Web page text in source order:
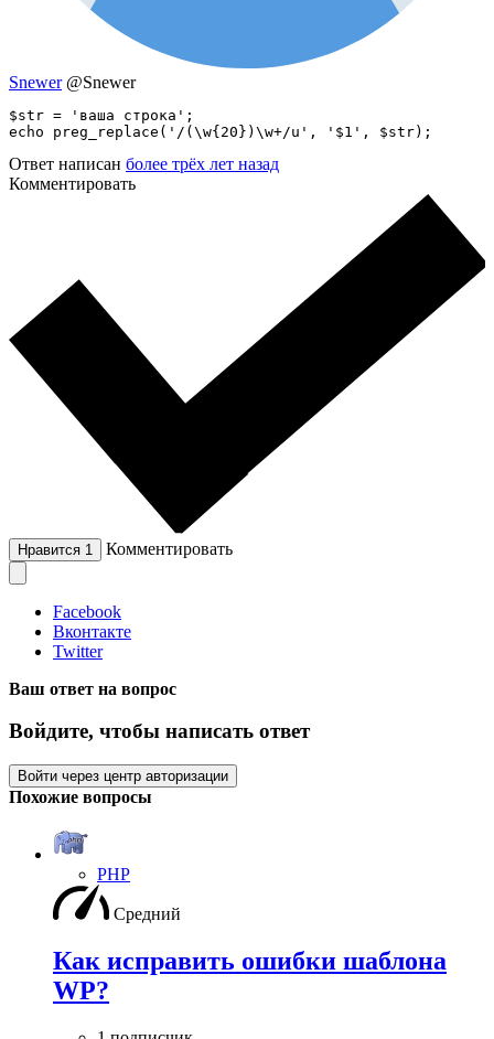
Snewer @Snewer
$str = 'ваша строка';
echo preg_replace('/(\w{20})\w+/u', '$1', $str);
Ответ написан более трёх лет назад
Комментировать
Нравится 1 Комментировать
Facebook
Вконтакте
Twitter
Ваш ответ на вопрос
Войдите, чтобы написать ответ
Войти через центр авторизации
Похожие вопросы
PHP
Средний
Как исправить ошибки шаблона
WP?